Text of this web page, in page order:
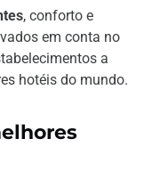
, conforto e
em conta no
a
hotéis do mundo.